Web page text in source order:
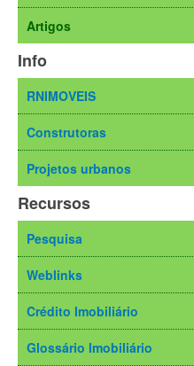
Artigos
Info
RNIMOVEIS
Construtoras
Projetos urbanos
Recursos
Pesquisa
Weblinks
Crédito Imobiliário
Glossário Imobiliário